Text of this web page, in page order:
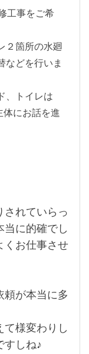
工事をご希
２箇所の水廻
などを行いま
、トイレは
体にお話を進
されていらっ
当に的確でし
くお仕事させ
頼が本当に多
て様変わりし
すしね♪